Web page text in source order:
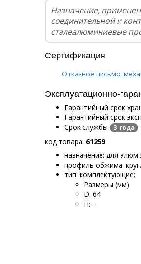
Назначение,
соединительной и
сталеалюминиевые
Сертификация
Отказное письмо:
Эксплуатационно-
Гарантийный срок
Гарантийный срок
Срок службы 3 года
код товара: 61259
назначение: для
профиль обжима:
тип: комплектующие;
Размеры (мм)
D: 64
H: -